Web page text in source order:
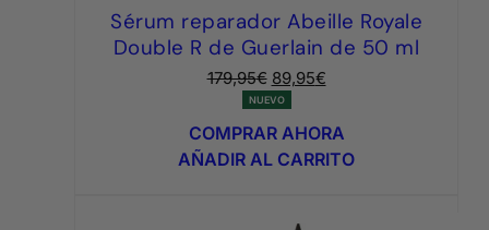
Sérum reparador Abeille Royale
Double R de Guerlain de 50 ml
179,95€ El
precio
original
era:
179,95€.
89,95€El
actual
es:
89,95€.
NUEVO
COMPRAR AHORA
AÑADIR AL CARRITO